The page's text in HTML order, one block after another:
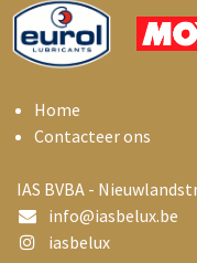
Home
Contacteer ons
IAS BVBA -
info@iasbelux.be
iasbelux